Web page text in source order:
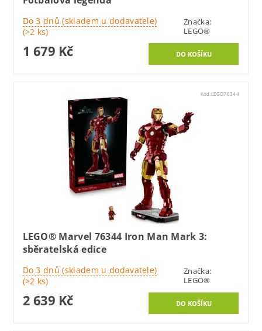
Do 3 dnů (skladem u dodavatele)
(>2 ks)
Značka:
LEGO®
1 679 Kč
Kód:LEGO76344
LEGO® Marvel 76344 Iron Man Mark 3:
sběratelská edice
Do 3 dnů (skladem u dodavatele)
(>2 ks)
Značka:
LEGO®
2 639 Kč